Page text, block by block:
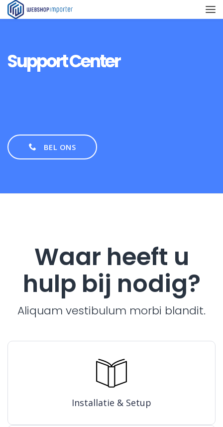
Support Center
BEL ONS
Waar heeft u
hulp bij nodig?
Aliquam vestibulum morbi blandit.
Installatie & Setup